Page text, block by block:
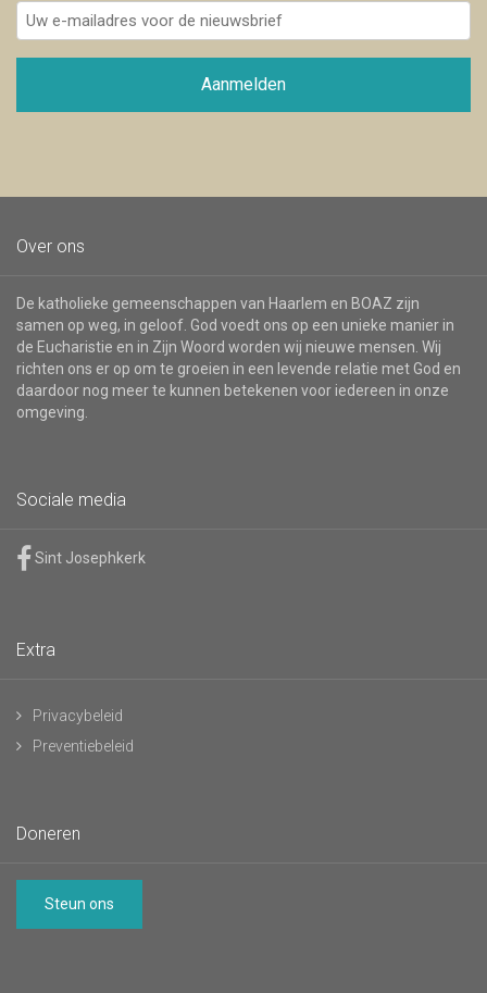
Uw
e-
mailadres
de
Aanmelden
Over ons
De katholieke gemeenschappen van Haarlem en BOAZ zijn
samen op weg, in geloof. God voedt ons op een unieke manier in
de Eucharistie en in Zijn Woord worden wij nieuwe mensen. Wij
richten ons er op om te groeien in een levende relatie met God en
daardoor nog meer te kunnen betekenen voor iedereen in onze
omgeving.
Sociale media
Sint Josephkerk
Extra
Privacybeleid
Preventiebeleid
Doneren
Steun ons